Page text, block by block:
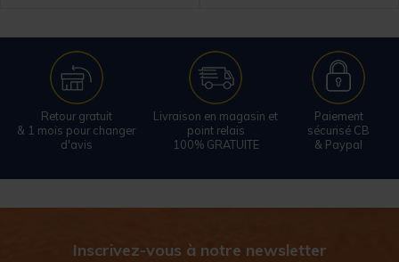
Retour gratuit
& 1 mois pour changer
d'avis
Livraison en magasin et
point relais
100% GRATUITE
Paiement
sécurisé CB
& Paypal
Inscrivez-vous à notre newsletter